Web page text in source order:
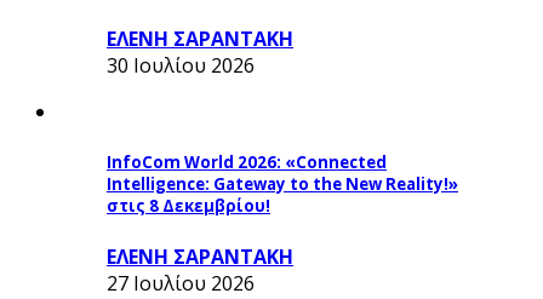
ΕΛΕΝΗ ΣΑΡΑΝΤΑΚΗ
30 Ιουλίου 2026
InfoCom World 2026: «Connected
Intelligence: Gateway to the New Reality!»
στις 8 Δεκεμβρίου!
ΕΛΕΝΗ ΣΑΡΑΝΤΑΚΗ
27 Ιουλίου 2026